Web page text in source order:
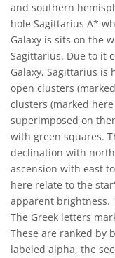
and southern
hole Sagittarius A*
Galaxy is sits on the
Sagittarius. Due to it
Galaxy, Sagittarius
open clusters
clusters (marked
superimposed on
with green squares.
declination with
ascension with east
here relate to the
apparent brightness.
The Greek letters
These are ranked by
labeled alpha, the